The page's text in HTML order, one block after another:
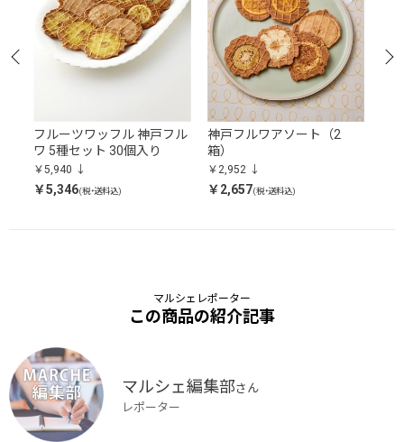
フルーツワッフル 神戸フル
ワ 5種セット 30個入り
￥5,940
￥5,346(税・送料込)
神戸フルワアソート（2
箱）
￥2,952
￥2,657(税・送料込)
マルシェレポーター
この商品の紹介記事
マルシェ編集部さん
レポーター